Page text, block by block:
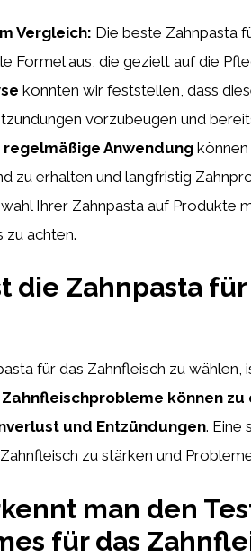
Vergleich: Die beste Zahnpasta
Formel aus, die gezielt auf die
konnten wir feststellen, dass
vorzubeugen und
regelmäßige Anwendung
zu erhalten und langfristig
Ihrer Zahnpasta auf Produkte
zu achten.
die Zahnpasta
für das Zahnfleisch zu wählen,
Zahnfleischprobleme können
und Entzündungen. Eine
zu stärken und
man den
für das